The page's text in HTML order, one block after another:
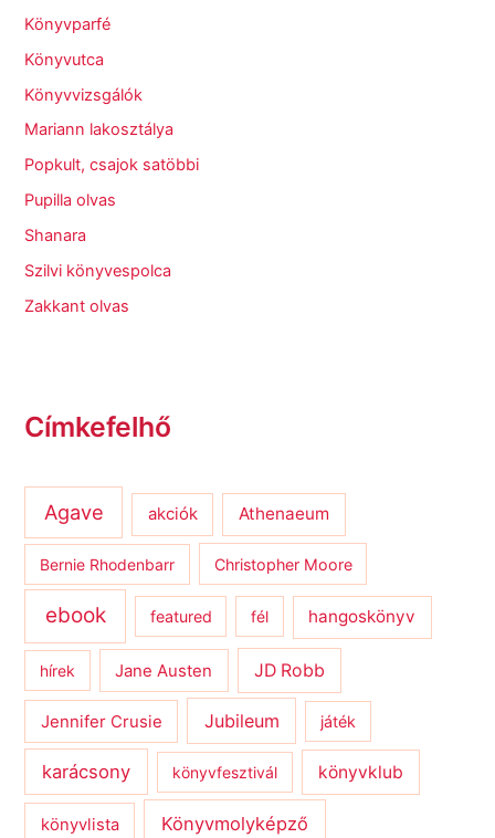
Könyvparfé
Könyvutca
Könyvvizsgálók
Mariann lakosztálya
Popkult, csajok satöbbi
Pupilla olvas
Shanara
Szilvi könyvespolca
Zakkant olvas
Címkefelhő
Agave akciók Athenaeum
Bernie Rhodenbarr Christopher Moore
ebook featured fél hangoskönyv
hírek Jane Austen JD Robb
Jennifer Crusie Jubileum játék
karácsony könyvfesztivál könyvklub
könyvlista Könyvmolyképző